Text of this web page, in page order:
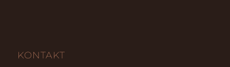
KONTAKT